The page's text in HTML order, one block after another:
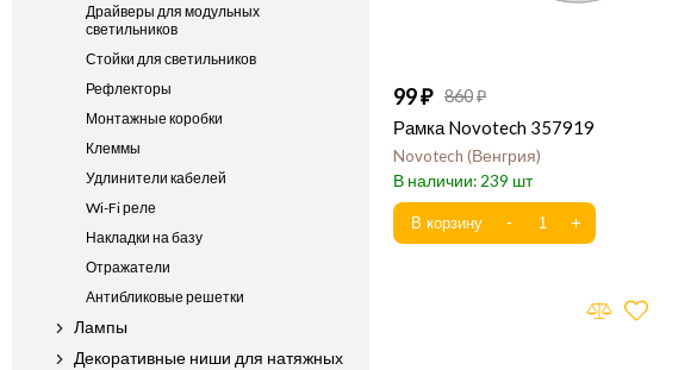
Драйверы для модульных
светильников
Стойки для светильников
Рефлекторы
Монтажные коробки
Клеммы
Удлинители кабелей
Wi-Fi реле
Накладки на базу
Отражатели
Антибликовые решетки
Лампы
Декоративные ниши для натяжных
99 860
Рамка Novotech 357919
Novotech Венгрия
239